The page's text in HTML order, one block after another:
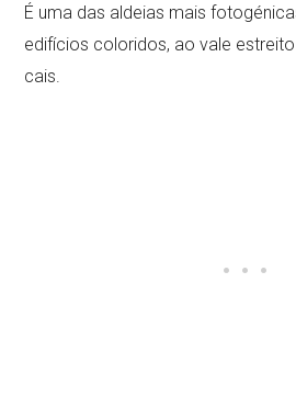
É uma das aldeias mais
edifícios coloridos, ao vale
cais.